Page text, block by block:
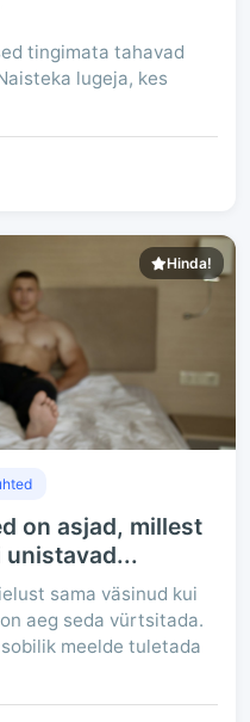
tingimata tahavad
lugeja, kes
Hinda!
on asjad, millest
unistavad...
sama väsinud kui
aeg seda vürtsitada.
meelde tuletada